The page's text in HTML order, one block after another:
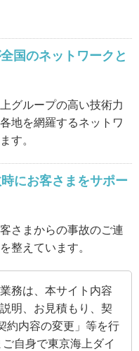
国のネットワークと
グループの高い技術力
地を網羅するネットワ
す。
にお客さまをサポー
さまからの事故のご連
整えています。
務は、本サイト内容
明、お見積もり、契
約内容の変更」等を行
自身で東京海上ダイ